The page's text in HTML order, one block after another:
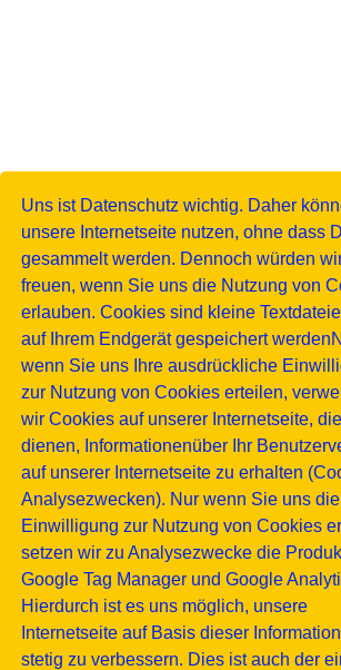
Uns ist Datenschutz wichtig. Daher
unsere Internetseite nutzen, ohne dass
gesammelt werden. Dennoch würden
freuen, wenn Sie uns die Nutzung von
erlauben. Cookies sind kleine
auf Ihrem Endgerät gespeichert
wenn Sie uns Ihre ausdrückliche
zur Nutzung von Cookies erteilen,
wir Cookies auf unserer Internetseite,
dienen, Informationenüber Ihr
auf unserer Internetseite zu erhalten
Analysezwecken). Nur wenn Sie uns die
Einwilligung zur Nutzung von Cookies
setzen wir zu Analysezwecke die
Google Tag Manager und Google
Hierdurch ist es uns möglich, unsere
Internetseite auf Basis dieser
stetig zu verbessern. Dies ist auch der